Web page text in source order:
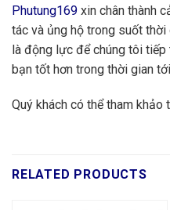
Phutung169 xin chân thành
tác và ủng hộ trong suốt thời
là động lực để chúng tôi
bạn tốt hơn trong thời gian
Quý khách có thể tham khảo
RELATED PRODUCTS